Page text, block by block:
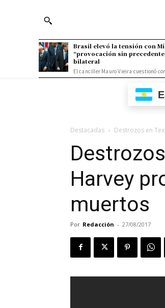
Brasil elevó la tensión con
“provocación sin
bilateral
El canciller Mauro Vieira cuestionó
Destacadas Destrozos en
Harvey
muertos
Por Redacción - 27/08/2017